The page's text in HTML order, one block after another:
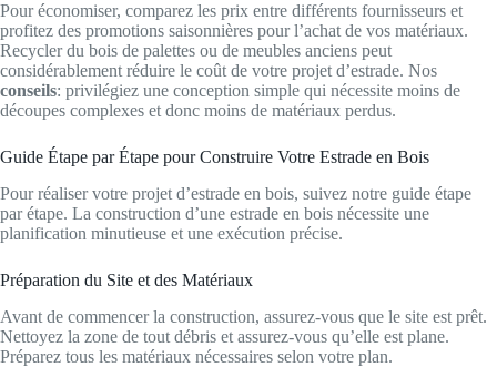
Pour économiser, comparez les prix entre différents fournisseurs et
profitez des promotions saisonnières pour l’achat de vos matériaux.
Recycler du bois de palettes ou de meubles anciens peut
considérablement réduire le coût de votre projet d’estrade. Nos
conseils: privilégiez une conception simple qui nécessite moins de
découpes complexes et donc moins de matériaux perdus.
Guide Étape par Étape pour Construire Votre Estrade en Bois
Pour réaliser votre projet d’estrade en bois, suivez notre guide étape
par étape. La construction d’une estrade en bois nécessite une
planification minutieuse et une exécution précise.
Préparation du Site et des Matériaux
Avant de commencer la construction, assurez-vous que le site est prêt.
Nettoyez la zone de tout débris et assurez-vous qu’elle est plane.
Préparez tous les matériaux nécessaires selon votre plan.